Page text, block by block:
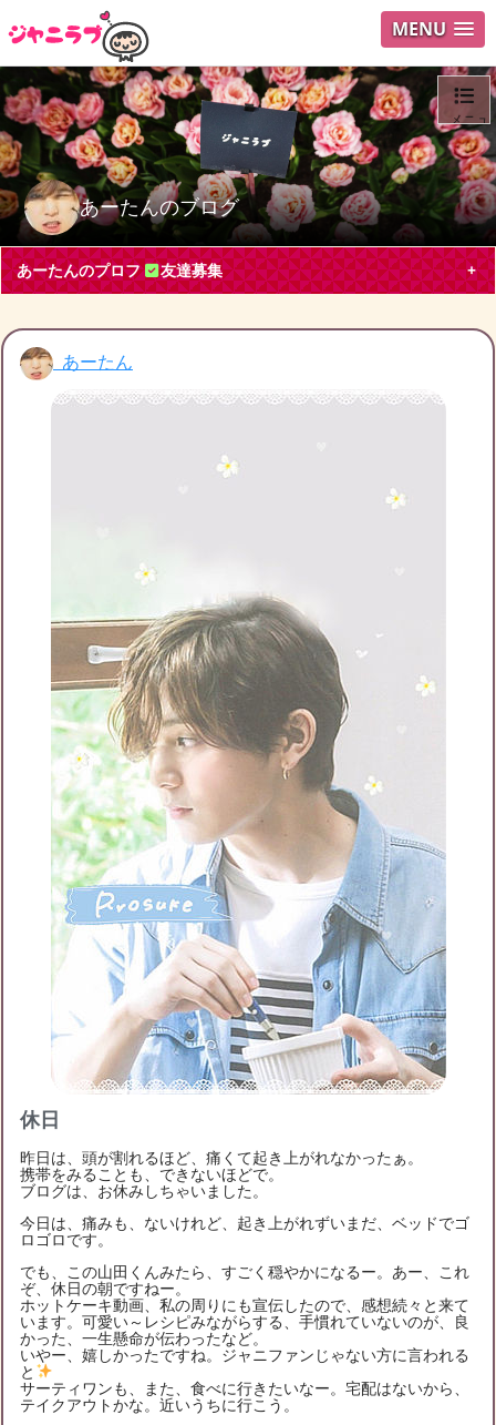
MENU
あーたんのブログ
メニュ
ログイ
Search
あーたんのプロフ 友達募集
あーたん
大阪府 その他40代
あーたんのチケット募集
あーたんの友達募集 募集中
Hey!Say!JUMP
Hey!Say!JUMPのファンです｡ファンになって浅いの
で､色々お話できる人いませんかl? 山田く
あーたんのブログ月別アーカイブ
2021年4月(1) 2021年1月 2020年10月
2020年9月(13) 2020年8月(11) 2020年7月
2020年6月 (25) 2020年5月 2020年4月(28)
2020年3月 (30) 2020年2月 (25) 2020年1月(33)
2019年12月(13)
あーたん
休日
昨日は、頭が割れるほど、痛くて起き上がれなかったぁ。
携帯をみることも、できないほどで。
ブログは、お休みしちゃいました。
今日は、痛みも、ないけれど、起き上がれずいまだ、ベッドでゴ
ロゴロです。
でも、この山田くんみたら、すごく穏やかになるー。あー、これ
ぞ、休日の朝ですねー。
ホットケーキ動画、私の周りにも宣伝したので、感想続々と来て
います。可愛い～レシピみながらする、手慣れていないのが、良
かった、一生懸命が伝わったなど。
いやー、嬉しかったですね。ジャニファンじゃない方に言われる
と
サーティワンも、また、食べに行きたいなー。宅配はないから、
テイクアウトかな。近いうちに行こう。